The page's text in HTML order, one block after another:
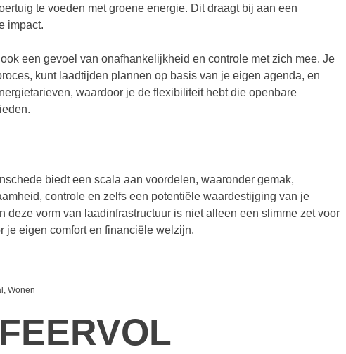
te voeden met groene energie. Dit draagt bij aan een
impact.
een gevoel van onafhankelijkheid en controle met zich mee. Je
kunt laadtijden plannen op basis van je eigen agenda, en
waardoor je de flexibiliteit hebt die openbare
biedt een scala aan voordelen, waaronder gemak,
controle en zelfs een potentiële waardestijging van je
deze vorm van laadinfrastructuur is niet alleen een slimme zet voor
je eigen comfort en financiële welzijn.
, Wonen